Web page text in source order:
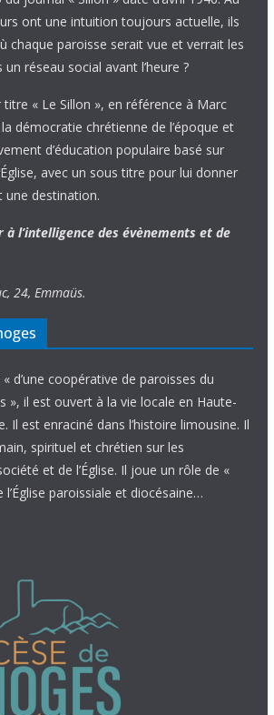
ont une intuition toujours actuelle, ils
chaque paroisse serait vue et verrait les
un réseau social avant l’heure ?
« Le Sillon », en référence à Marc
démocratie chrétienne de l’époque et
d’éducation populaire basé sur
avec un sous titre pour lui donner
une destination.
à l’intelligence des évènements et de
24, Emmaüs.
d’une coopérative de paroisses du
», il est ouvert à la vie locale en Haute-
Il est enraciné dans l’histoire limousine. Il
spirituel et chrétien sur les
et de l’Église. Il joue un rôle de «
l’Église paroissiale et diocésaine…